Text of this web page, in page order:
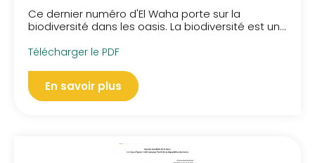
Ce dernier numéro d'El Waha porte sur la
biodiversité dans les oasis. La biodiversité est un...
Télécharger le PDF
En savoir plus